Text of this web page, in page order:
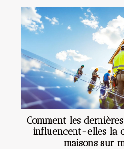
Comment les
influencent-elles la
maisons sur